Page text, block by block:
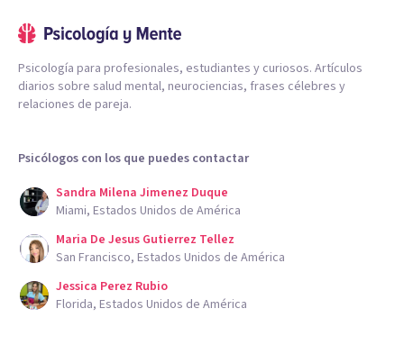
Psicología para profesionales, estudiantes y curiosos. Artículos
diarios sobre salud mental, neurociencias, frases célebres y
relaciones de pareja.
Psicólogos con los que puedes contactar
Sandra Milena Jimenez Duque
Miami, Estados Unidos de América
Maria De Jesus Gutierrez Tellez
San Francisco, Estados Unidos de América
Jessica Perez Rubio
Florida, Estados Unidos de América